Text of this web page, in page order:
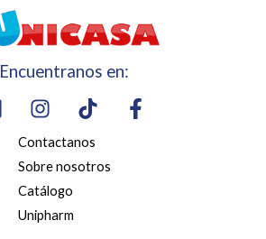
Encuentranos en:
Contactanos
Sobre nosotros
Catálogo
Unipharm